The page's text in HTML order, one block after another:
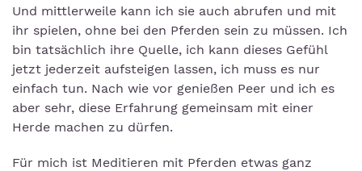
Und mittlerweile kann ich sie auch abrufen und mit
ihr spielen, ohne bei den Pferden sein zu müssen. Ich
bin tatsächlich ihre Quelle, ich kann dieses Gefühl
jetzt jederzeit aufsteigen lassen, ich muss es nur
einfach tun. Nach wie vor genießen Peer und ich es
aber sehr, diese Erfahrung gemeinsam mit einer
Herde machen zu dürfen.
Für mich ist Meditieren mit Pferden etwas ganz